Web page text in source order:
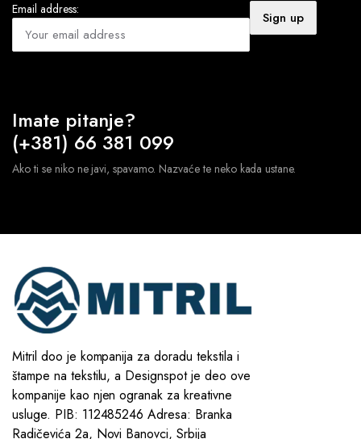
Email address:
Imate pitanje?
(+381) 66 381 099
Ako ti se niko ne javi, spavamo. Nazvaće te neko kada ustane.
Mitril doo je kompanija za doradu tekstila i
štampe na tekstilu, a Designspot je deo ove
kompanije kao njen ogranak za kreativne
usluge. PIB: 112485246 Adresa: Branka
Radičevića 2a, Novi Banovci, Srbija